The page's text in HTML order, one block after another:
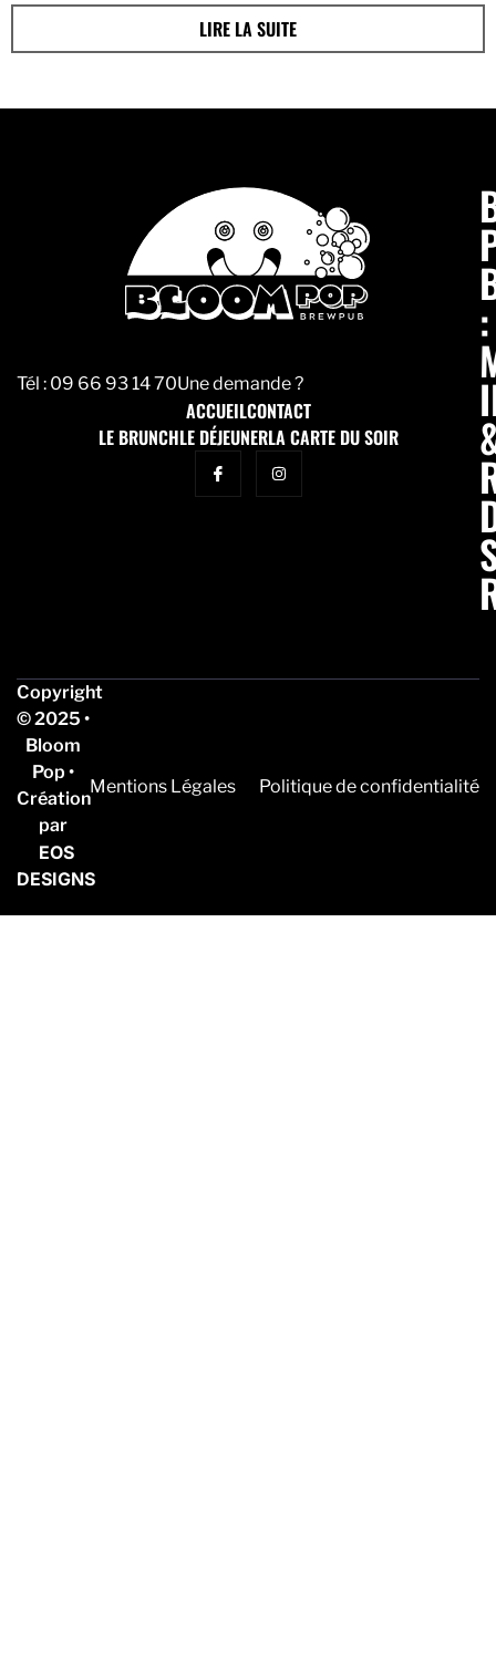
LIRE LA SUITE
Tél : 09 66 93 14 70Une demande ?
ACCUEILCONTACT
LE BRUNCHLE DÉJEUNERLA CARTE DU SOIR
:
Copyright
© 2025 •
Bloom
Pop •
Création
par
EOS
DESIGNS
Mentions Légales Politique de confidentialité